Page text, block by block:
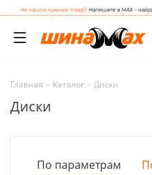
Главная - Каталог - Диски
Диски
По параметрам